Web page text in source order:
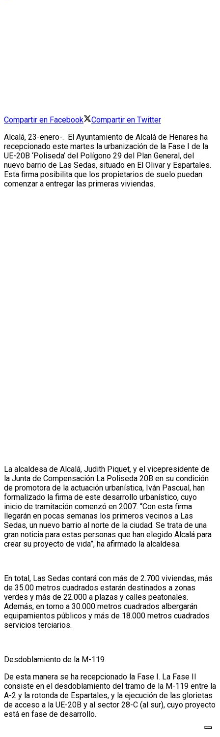
Compartir en Facebook
Compartir en Twitter
Alcalá, 23-enero-. El Ayuntamiento de Alcalá de Henares ha
recepcionado este martes la urbanización de la Fase I de la
UE-20B ‘Poliseda’ del Polígono 29 del Plan General, del
nuevo barrio de Las Sedas, situado en El Olivar y Espartales.
Esta firma posibilita que los propietarios de suelo puedan
comenzar a entregar las primeras viviendas.
La alcaldesa de Alcalá, Judith Piquet, y el vicepresidente de
la Junta de Compensación La Poliseda 20B en su condición
de promotora de la actuación urbanística, Iván Pascual, han
formalizado la firma de este desarrollo urbanístico, cuyo
inicio de tramitación comenzó en 2007. “Con esta firma
llegarán en pocas semanas los primeros vecinos a Las
Sedas, un nuevo barrio al norte de la ciudad. Se trata de una
gran noticia para estas personas que han elegido Alcalá para
crear su proyecto de vida”, ha afirmado la alcaldesa.
En total, Las Sedas contará con más de 2.700 viviendas, más
de 35.00 metros cuadrados estarán destinados a zonas
verdes y más de 22.000 a plazas y calles peatonales.
Además, en torno a 30.000 metros cuadrados albergarán
equipamientos públicos y más de 18.000 metros cuadrados
servicios terciarios.
Desdoblamiento de la M-119
De esta manera se ha recepcionado la Fase I. La Fase II
consiste en el desdoblamiento del tramo de la M-119 entre la
A-2 y la rotonda de Espartales, y la ejecución de las glorietas
de acceso a la UE-20B y al sector 28-C (al sur), cuyo proyecto
está en fase de desarrollo.